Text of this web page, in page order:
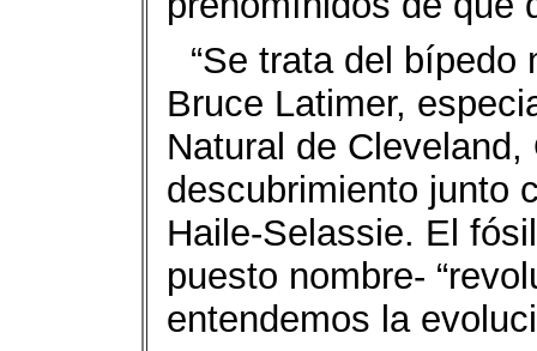
“Se trata del bípedo
Bruce Latimer,
Natural de
descubrimiento junto
Haile-Selassie. El
puesto nombre-
entendemos la